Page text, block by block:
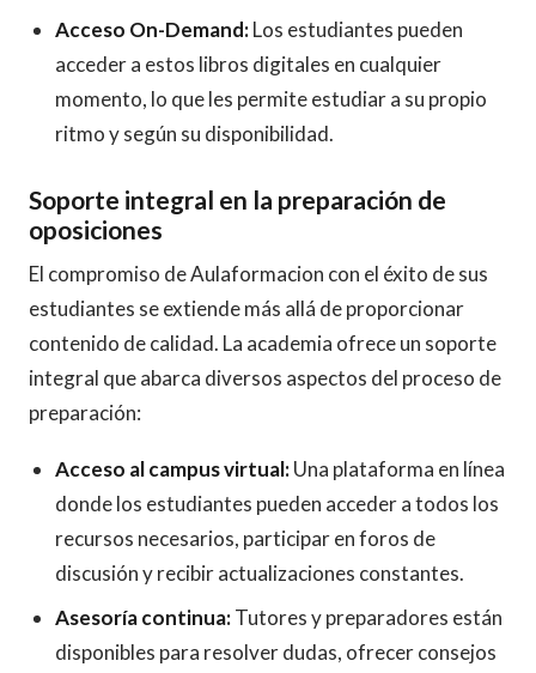
Acceso On-Demand:Los estudiantes pueden
acceder a estos libros digitales en cualquier
momento, lo que les permite estudiar a su propio
ritmo y según su disponibilidad.
Soporte integral en la preparación de
oposiciones
El compromiso de Aulaformacion con el éxito de sus
estudiantes se extiende más allá de proporcionar
contenido de calidad. La academia ofrece un soporte
integral que abarca diversos aspectos del proceso de
preparación:
Acceso al campus virtual:Una plataforma en línea
donde los estudiantes pueden acceder a todos los
recursos necesarios, participar en foros de
discusión y recibir actualizaciones constantes.
Asesoría continua:Tutores y preparadores están
disponibles para resolver dudas, ofrecer consejos